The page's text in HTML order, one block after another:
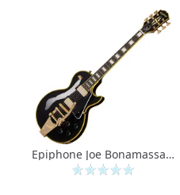
Epiphone Joe Bonamassa 59 Les Paul Custom Antique Ebony (EIJBLPCBGB1)